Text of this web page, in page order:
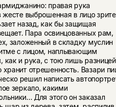
правая рука
жесте выброшенная в лицо
назад, как бы защищая
Пара освинцованных рам,
заложенный в складку муслин
с лицом, наплывающим
и рука, с тою лишь
отрешенность. Вазари
решил написать
зеркало, какими
Для этого он заказал